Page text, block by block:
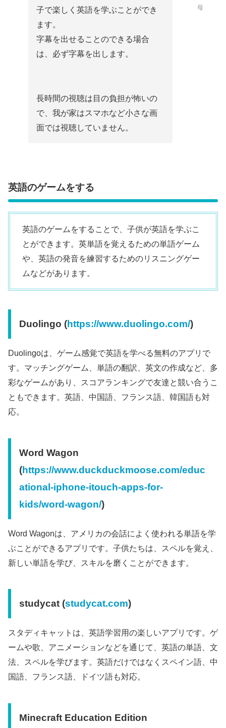
子で楽しく英語を学ぶことができ
ます。
字幕を出せることのできる場合
は、必ず字幕を出します。
長時間の視聴は目の負担が怖いの
で、我が家はスマホなど小さな画
面では視聴していません。
母
英語のゲームをする
英語のゲームをすることで、子供が英語を学ぶこ
とができます。英単語を覚えるための単語ゲーム
や、英語の発音を練習するためのリスニングゲー
ムなどがあります。
Duolingo (https://www.duolingo.com/)
Duolingoは、ゲーム感覚で英語を学べる無料のアプリで
す。マッチングゲーム、単語の翻訳、英文の作成など、多
彩なゲームがあり、スコアランキングで友達と競い合うこ
ともできます。英語、中国語、フランス語、韓国語も対
応。
Word Wagon
(https://www.duckduckmoose.com/educ
ational-iphone-itouch-apps-for-
kids/word-wagon/)
Word Wagonは、アメリカの会話によく使われる単語を学
ぶことができるアプリです。子供たちは、スペルを覚え、
新しい単語を学び、スキルを磨くことができます。
studycat (studycat.com)
スタディキャットは、英語学習用の楽しいアプリです。ゲ
ームや歌、アニメーションなどを通じて、英語の単語、文
法、スペルを学びます。英語だけではなくスペイン語、中
国語、フランス語、ドイツ語も対応。
Minecraft Education Edition